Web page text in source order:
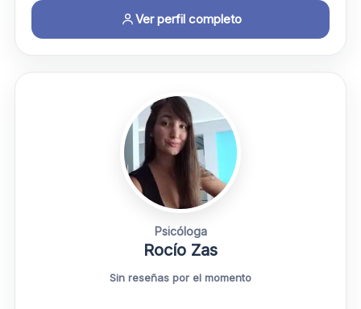
Ver perfil completo
Psicóloga
Rocío Zas
Sin reseñas por el momento